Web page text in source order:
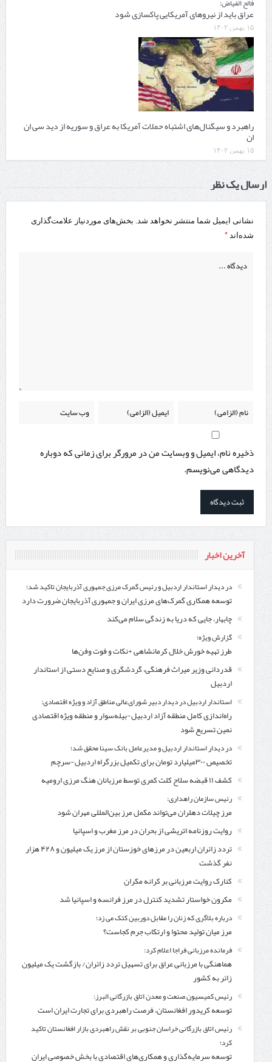
عراق باید از نیروهای آمریکایی پاکسازی شود
۱۵ بهمن ۱۴۰۲
راهبرد و سیگنال‌های اشتباه حملات آمریکا به عراق و سوریه از دید سی ان
ان
۱۵ بهمن ۱۴۰۲
ارسال یک نظر
نشانی ایمیل شما منتشر نخواهد شد. بخش‌های موردنیاز علامت‌گذاری
شده‌اند *
ذخیره نام، ایمیل و وبسایت من در مرورگر برای زمانی که دوباره
دیدگاهی می‌نویسم.
آخرین اخبار
در دیدار استاندار اردبیل و رئیس گمرک مرزی جمهوری آذربایجان تاکید شد؛
توسعه همکاری گمرک‌های مرزی ایران و جمهوری آذربایجان ضرورت دارد
چابهار، جایی که دریا به زندگی سلام می‌کند
گزارش ویژه؛
طرز تهیه خورش خلال کرمانشاهی +نکات و فوت وفن‌ها
قدردانی وزیر میراث فرهنگی، گردشگری و صنایع دستی از استاندار
اردبیل
استاندار اردبیل در دیدار دبیر شورای‌عالی مناطق آزاد و ویژه اقتصادی:
راه‌اندازی کامل منطقه آزاد اردبیل-بیله‌سوار و منطقه ویژه اقتصادی
نمین تسریع شود
در دیدار استاندار اردبیل و مدیرعامل بانک سینا محقق شد؛
تخصیص ۳۰۰میلیارد تومان برای تکمیل بزرگراه اردبیل-سرچم
کشف ۱۱ قبضه سلاح کلت کمری توسط مرزبانان هنگ مرزی ارومیه
رئیس سازمان راهداری:
مرز چیلات دهلران می‌تواند مکمل مرز بین‌المللی مهران شود
روایت روزنامه اتریشی از بحران در مرز مغرب و اسپانیا
تردد زائران اربعین در مرزهای خوزستان از مرز یک میلیون و ۴۲۸ هزار
نفر گذشت
کنارک روایت مرزبانی بر کرانه مکران
مکرون خواستار تشدید کنترل‌ در مرز فرانسه و اسپانیا شد
درباره بلاگری که زنان را مقابل دوربین کتک می زد؛
مرز میان تولید محتوا و ارتکاب جرم کجاست؟
فرمانده مرزبانی فراجا اعلام کرد:
هماهنگی با مرزبانی عراق برای تسهیل تردد زائران/ بازگشت یک میلیون
زائر به کشور
رئیس کمیسیون صنعت و معدن اتاق بازرگانی البرز:
توسعه کریدور افغانستان، فرصت راهبردی برای تجارت ایران است
رئیس اتاق بازرگانی خراسان جنوبی بر نقش راهبردی بازار افغانستان تاکید
کرد؛
توسعه سرمایه‌گذاری و همکاری‌های اقتصادی با بخش خصوصی ایران